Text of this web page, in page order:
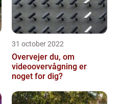
31 october 2022
Overvejer du, om
videoovervågning er
noget for dig?